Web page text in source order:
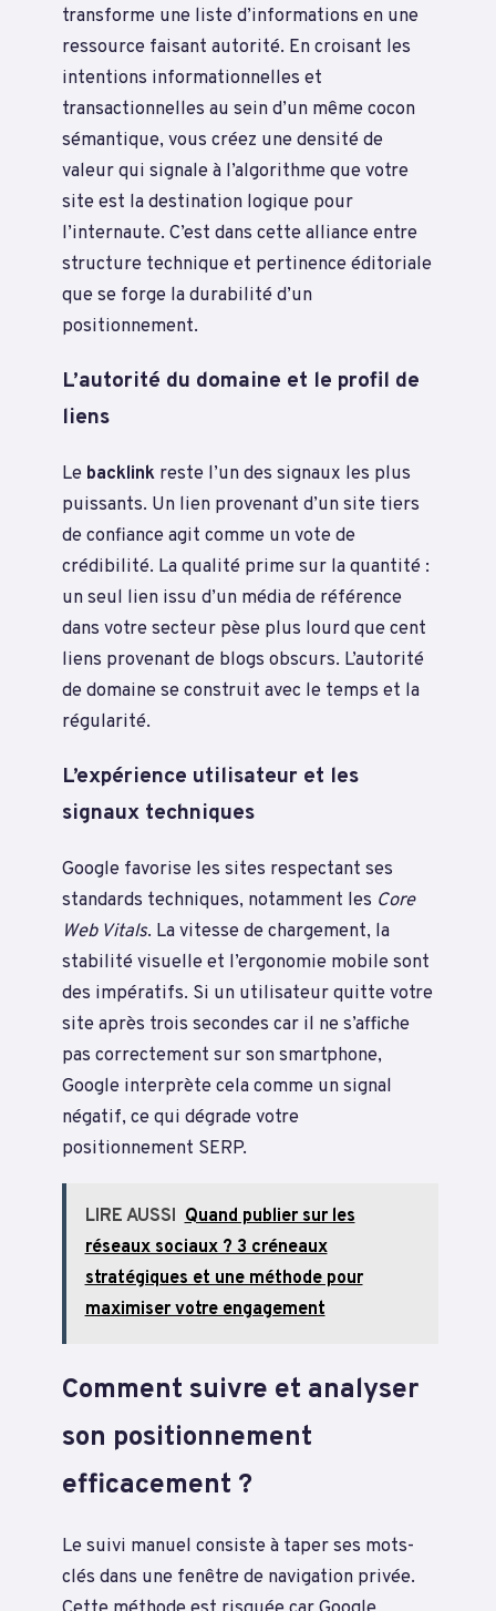
transforme une liste d’informations en une
ressource faisant autorité. En croisant les
intentions informationnelles et
transactionnelles au sein d’un même cocon
sémantique, vous créez une densité de
valeur qui signale à l’algorithme que votre
site est la destination logique pour
l’internaute. C’est dans cette alliance entre
structure technique et pertinence éditoriale
que se forge la durabilité d’un
positionnement.
L’autorité du domaine et le profil de
liens
Le backlink reste l’un des signaux les plus
puissants. Un lien provenant d’un site tiers
de confiance agit comme un vote de
crédibilité. La qualité prime sur la quantité :
un seul lien issu d’un média de référence
dans votre secteur pèse plus lourd que cent
liens provenant de blogs obscurs. L’autorité
de domaine se construit avec le temps et la
régularité.
L’expérience utilisateur et les
signaux techniques
Google favorise les sites respectant ses
standards techniques, notamment les Core
Web Vitals. La vitesse de chargement, la
stabilité visuelle et l’ergonomie mobile sont
des impératifs. Si un utilisateur quitte votre
site après trois secondes car il ne s’affiche
pas correctement sur son smartphone,
Google interprète cela comme un signal
négatif, ce qui dégrade votre
positionnement SERP.
LIRE AUSSI Quand publier sur les
réseaux sociaux ? 3 créneaux
stratégiques et une méthode pour
maximiser votre engagement
Comment suivre et analyser
son positionnement
efficacement ?
Le suivi manuel consiste à taper ses mots-
clés dans une fenêtre de navigation privée.